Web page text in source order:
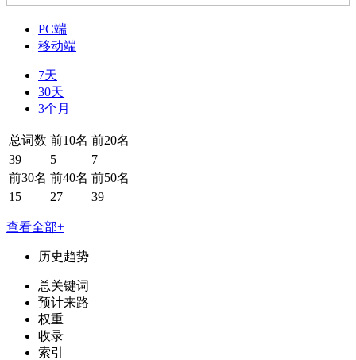
PC端
移动端
7天
30天
3个月
总词数 前10名 前20名
39
5
7
前30名 前40名 前50名
15
27 39
查看全部+
历史趋势
总关键词
预计来路
权重
收录
索引